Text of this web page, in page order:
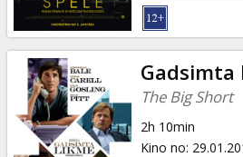
Gadsimta
The Big Short
2h 10min
Kino no: